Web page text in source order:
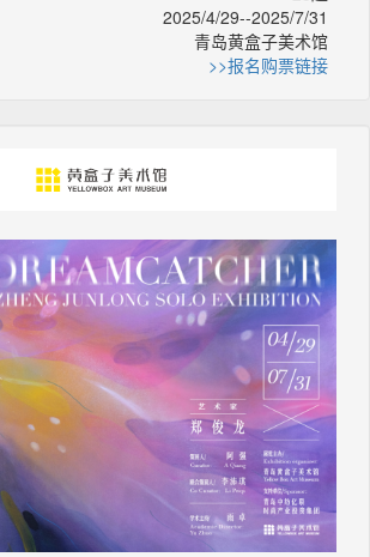
2025/4/29--2025/7/31
青岛黄盒子美术馆
>>报名购票链接